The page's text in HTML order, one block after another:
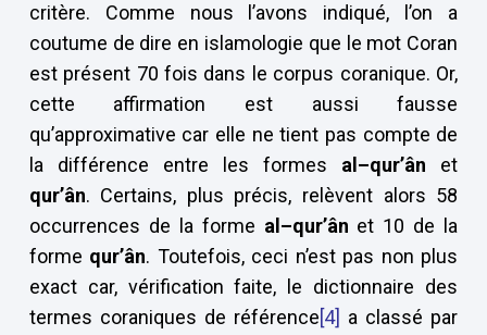
critère. Comme nous l’avons indiqué, l’on a
coutume de dire en islamologie que le mot Coran
est présent 70 fois dans le corpus coranique. Or,
cette affirmation est aussi fausse
qu’approximative car elle ne tient pas compte de
la différence entre les formes al–qur’ân et
qur’ân. Certains, plus précis, relèvent alors 58
occurrences de la forme al–qur’ân et 10 de la
forme qur’ân. Toutefois, ceci n’est pas non plus
exact car, vérification faite, le dictionnaire des
termes coraniques de référence[4] a classé par